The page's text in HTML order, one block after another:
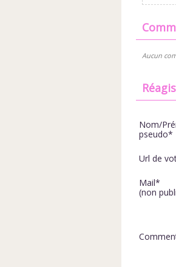
Aucun
Nom/
pseudo*
Url de
Mail*
(non